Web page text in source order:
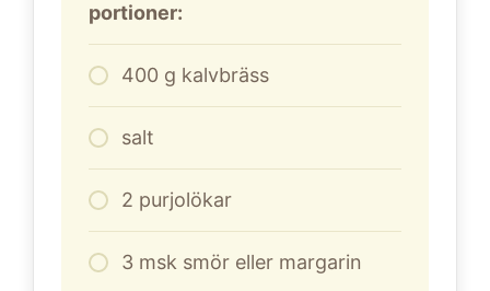
portioner:
400 g kalvbräss
salt
2 purjolökar
3 msk smör eller margarin